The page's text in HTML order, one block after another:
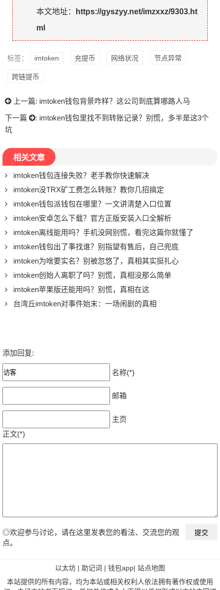
本文地址：
https://gyszyy.net/imzxxz/9303.ht
ml
标签： imtoken 充提币 网络状况 节点异常
跨链提币
上一篇: imtoken钱包背景咋样？这公司到底算哪路人马
下一篇
: imtoken钱包里找不到转账记录？别慌，多半是这3个
坑
相关文章
imtoken钱包连接失败？老手教你快速解决
imtoken没TRX矿工费怎么转账？教你几招搞定
imtoken钱包派钱包在哪里？一文讲清楚入口位置
imtoken安卓怎么下载？官方正版安装入口全解析
imtoken离线能用吗？手机没网别慌，看完这篇你就懂了
imtoken钱包出了事找谁？别指望有售后，自己兜底
imtoken为啥要实名？别被忽悠了，真相其实挺扎心
imtoken创始人离职了吗？别慌，真相没那么简单
imtoken苹果版还能用吗？别慌，真相在这
台湾丘imtoken对事件始末：一场闹剧的真相
添加回复:
名称(*)
邮箱
主页
正文(*)
◎欢迎参与讨论，请在这里发表您的看法、交流您的观
点。
以太坊 | 助记词 | 钱包app| 站点地图
本站提供的所有内容，均为本站或相关权利人依法拥有著作权或使用